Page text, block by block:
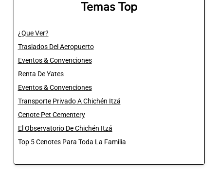
Temas Top
¿Que Ver?
Traslados Del Aeropuerto
Eventos & Convenciones
Renta De Yates
Eventos & Convenciones
Transporte Privado A Chichén Itzá
Cenote Pet Cementery
El Observatorio De Chichén Itzá
Top 5 Cenotes Para Toda La Familia